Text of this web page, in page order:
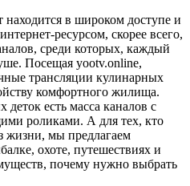
в широком доступе и
ресурсом, скорее всего,
среди которых, каждый
Посещая yootv.online,
трансляции кулинарных
комфортного жилища.
есть масса каналов с
роликами. А для тех, кто
жизни, мы предлагаем
охоте, путешествиях и
почему нужно выбрать